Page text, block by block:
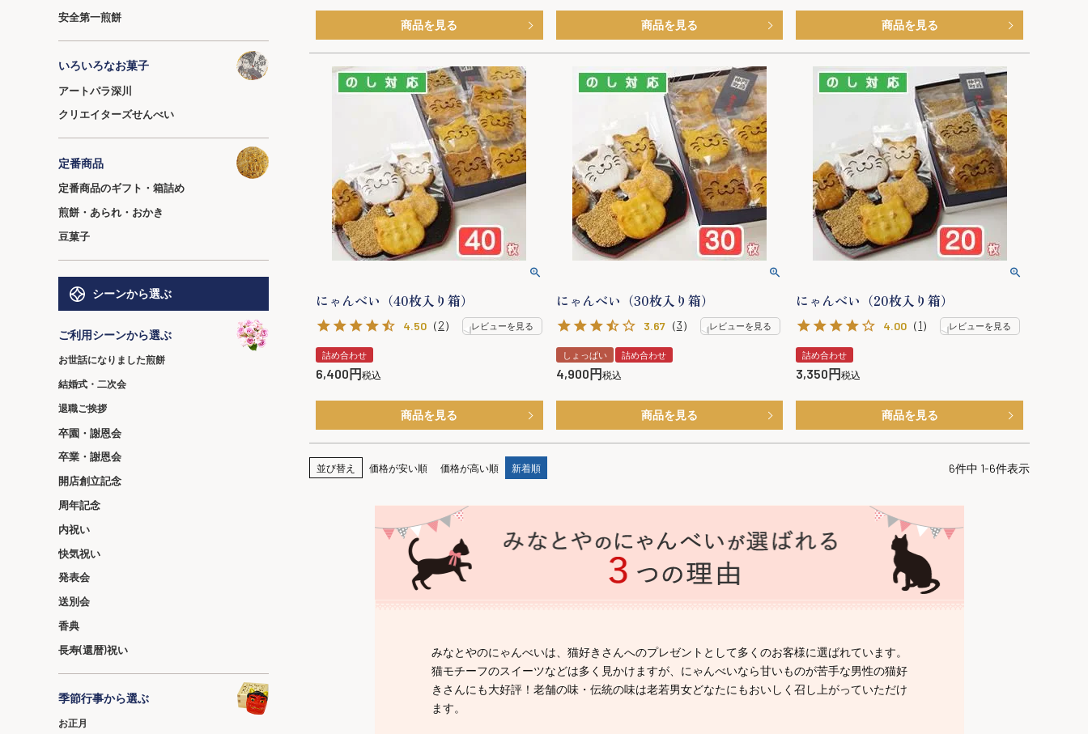
安全第一煎餅
いろいろなお菓子
アートパラ深川
クリエイターズせんべい
定番商品
定番商品のギフト・箱詰め
煎餅・あられ・おかき
豆菓子
シーンから選ぶ
ご利用シーンから選ぶ
お世話になりました煎餅
結婚式・二次会
退職ご挨拶
卒園・謝恩会
卒業・謝恩会
開店創立記念
周年記念
内祝い
快気祝い
発表会
送別会
香典
長寿(還暦)祝い
季節行事から選ぶ
お正月
商品を見る 商品を見る 商品を見る
にゃんべい（40枚入り箱）
4.50 （2） レビューを見る
詰め合わせ
6,400 税込
商品を見る
にゃんべい（30枚入り箱）
3.67（3） レビューを見る
しょっぱい 詰め合わせ
4,900 税込
商品を見る
にゃんべい（20枚入り箱）
4.00 （1） レビューを見る
詰め合わせ
3,350 税込
商品を見る
並び替え 価格が安い順 価格が高い順 新着順 6件中 1-6件表示
みなとやのにゃんべいは、猫好きさんへのプレゼントとして多くのお客様に選ばれています。
猫モチーフのスイーツなどは多く見かけますが、にゃんべいなら甘いものが苦手な男性の猫好
きさんにも大好評！老舗の味・伝統の味は老若男女どなたにもおいしく召し上がっていただけ
ます。